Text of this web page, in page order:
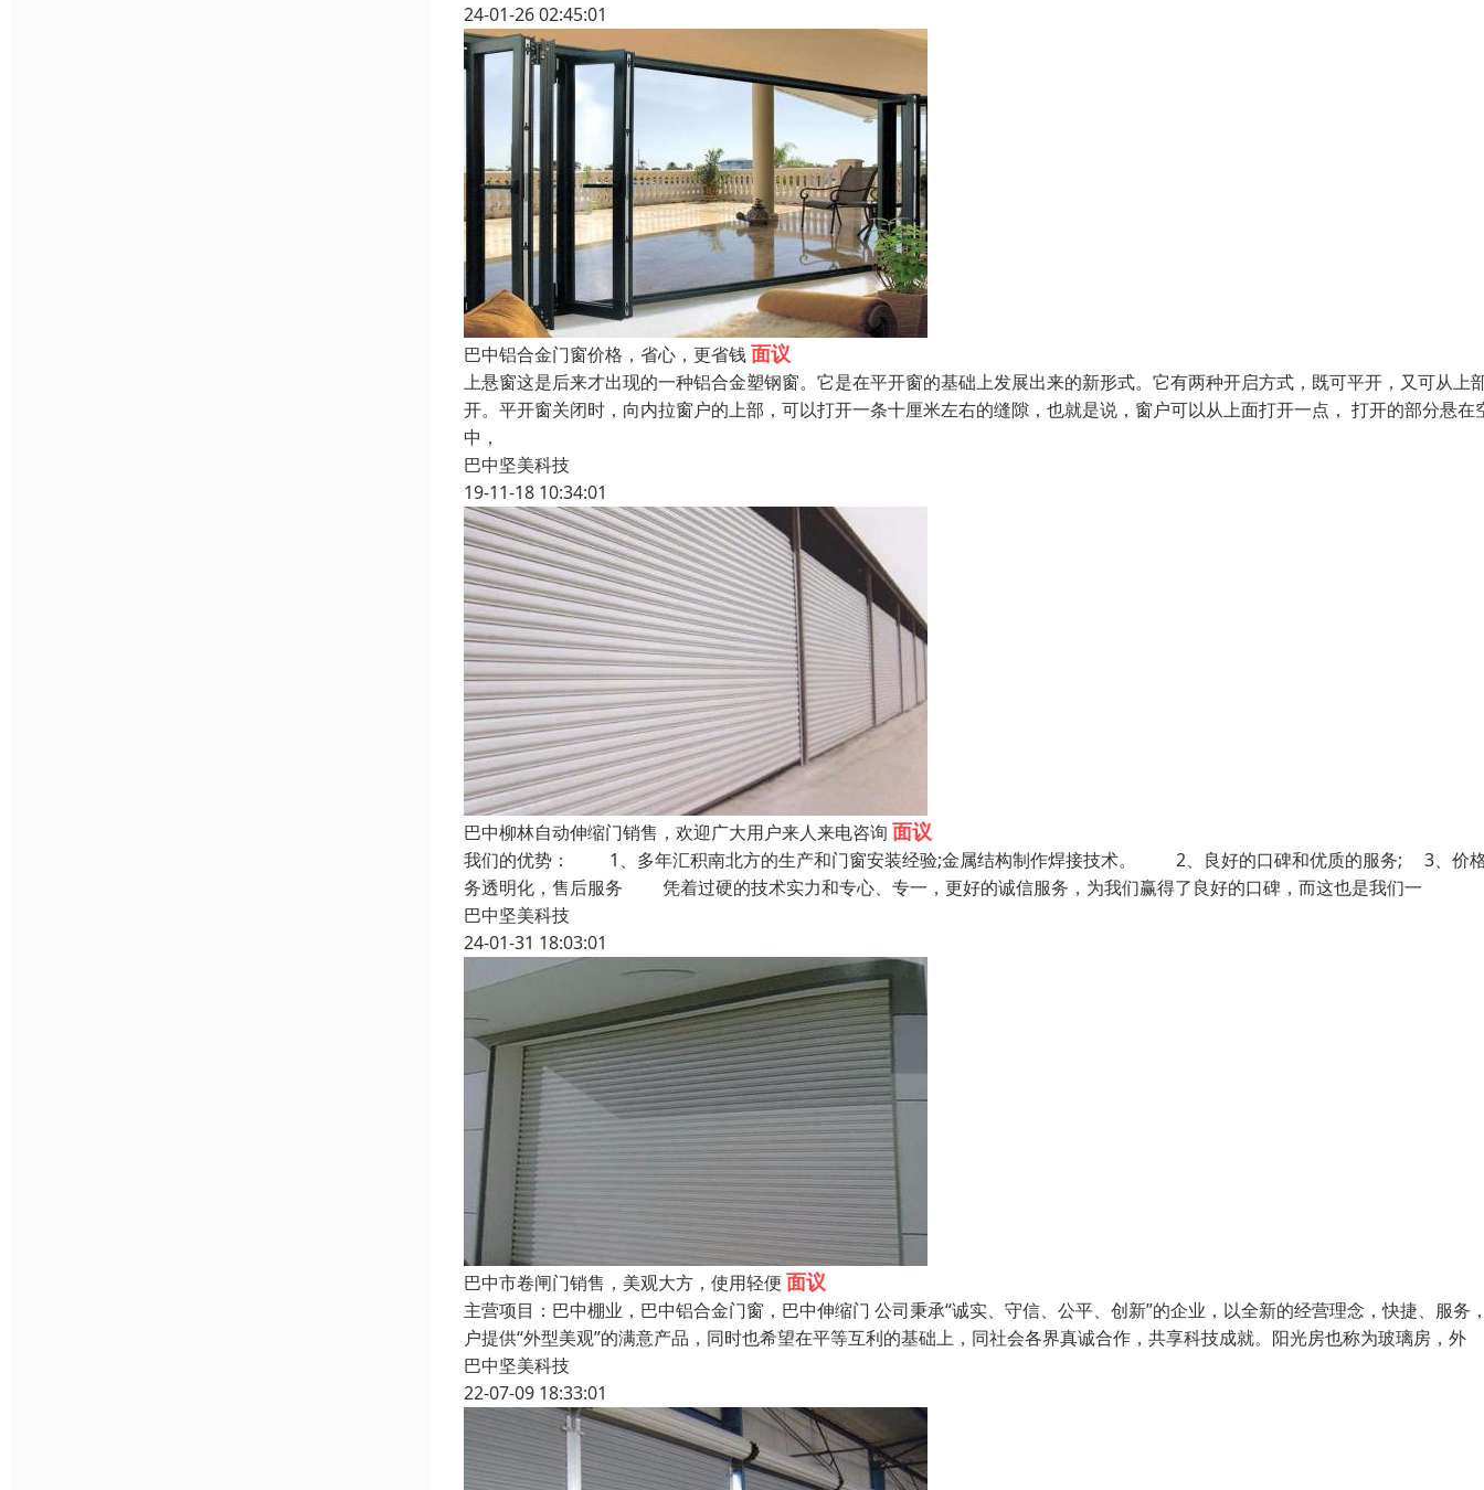
24-01-26 02:45:01
巴中铝合金门窗价格，省心，更省钱面议
上悬窗这是后来才出现的一种铝合金塑钢窗。它是在平开窗的基础上发展出来的新形式。它有两种开启方式，既可平开，又可从上
开。平开窗关闭时，向内拉窗户的上部，可以打开一条十厘米左右的缝隙，也就是说，窗户可以从上面打开一点， 打开的部分悬在
中，
巴中坚美科技
19-11-18 10:34:01
巴中柳林自动伸缩门销售，欢迎广大用户来人来电咨询 面议
我们的优势： 1、多年汇积南北方的生产和门窗安装经验;金属结构制作焊接技术。 2、良好的口碑和优质的服务; 3、价
务透明化，售后服务 凭着过硬的技术实力和专心、专一，更好的诚信服务，为我们赢得了良好的口碑，而这也是我们一
巴中坚美科技
24-01-31 18:03:01
巴中市卷闸门销售，美观大方，使用轻便 面议
主营项目：巴中棚业，巴中铝合金门窗，巴中伸缩门 公司秉承“诚实、守信、公平、创新”的企业，以全新的经营理念，快捷、服务
户提供“外型美观”的满意产品，同时也希望在平等互利的基础上，同社会各界真诚合作，共享科技成就。阳光房也称为玻璃房，外
巴中坚美科技
22-07-09 18:33:01